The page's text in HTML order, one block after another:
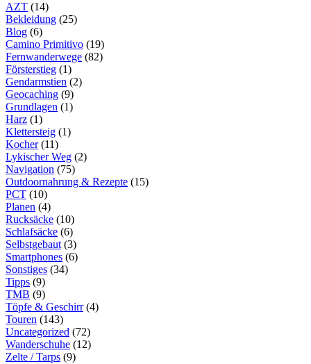
AZT (14)
Bekleidung (25)
Blog (6)
Camino Primitivo (19)
Fernwanderwege (82)
Försterstieg (1)
Gendarmstien (2)
Geocaching (9)
Grundlagen (1)
Harz (1)
Klettersteig (1)
Kocher(11)
Lykischer Weg (2)
Navigation (75)
Outdoornahrung & Rezepte (15)
PCT (10)
Planen (4)
Rucksäcke (10)
Schlafsäcke (6)
Selbstgebaut (3)
Smartphones (6)
Sonstiges (34)
Tipps (9)
TMB (9)
Töpfe & Geschirr(4)
Touren (143)
Uncategorized (72)
Wanderschuhe (12)
Zelte / Tarps (9)